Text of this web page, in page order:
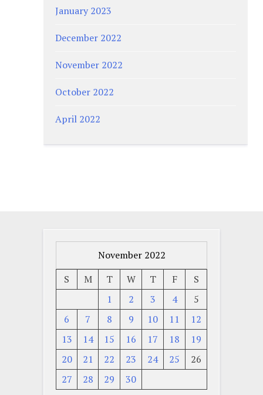
January 2023
December 2022
November 2022
October 2022
April 2022
November 2022
S
M T W T F
S
1
2 3 4
5
6
7 8 9 10 11
12
13
14 15 16 17 18
19
20
21 22 23 24 25
26
27
28 29 30